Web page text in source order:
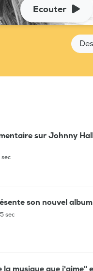
Ecouter
sur Johnny
son nouvel
sec